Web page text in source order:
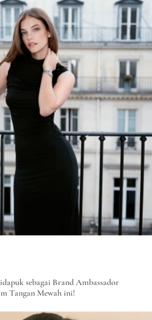
sebagai Brand Ambassador
Tangan Mewah ini!